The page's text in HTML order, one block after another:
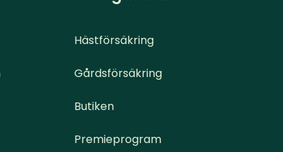
Hästförsäkring
Gårdsförsäkring
Butiken
Premieprogram